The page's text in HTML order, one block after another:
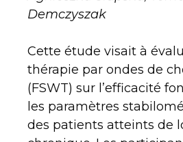
Demczyszak
Cette étude visait à
thérapie par ondes de
(FSWT) sur l’efficacité
les paramètres
des patients atteints de